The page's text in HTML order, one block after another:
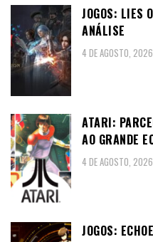
JOGOS: LIES
ANÁLISE
4 DE AGOSTO, 2026
ATARI:
AO GRANDE
4 DE AGOSTO, 2026
JOGOS: